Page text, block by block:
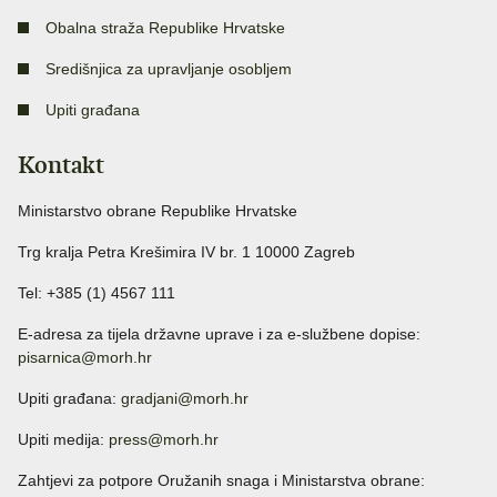
Obalna straža Republike Hrvatske
Središnjica za upravljanje osobljem
Upiti građana
Kontakt
Ministarstvo obrane Republike Hrvatske
Trg kralja Petra Krešimira IV br. 1 10000 Zagreb
Tel: +385 (1) 4567 111
E-adresa za tijela državne uprave i za e-službene dopise:
pisarnica@morh.hr
Upiti građana: gradjani@morh.hr
Upiti medija: press@morh.hr
Zahtjevi za potpore Oružanih snaga i Ministarstva obrane: